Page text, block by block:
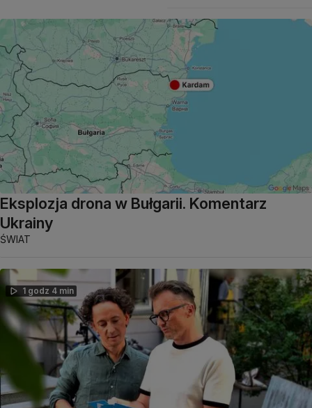
Eksplozja drona w Bułgarii. Komentarz
Ukrainy
ŚWIAT
1 godz 4 min